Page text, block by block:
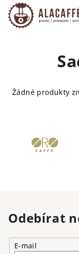
Přejít
na
obsah
Žádné produkty
Odebírat
E-mail